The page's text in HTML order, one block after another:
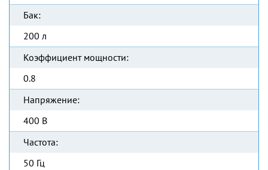
Бак:
200 л
Коэффициент мощности:
0.8
Напряжение:
400 В
Частота:
50 Гц